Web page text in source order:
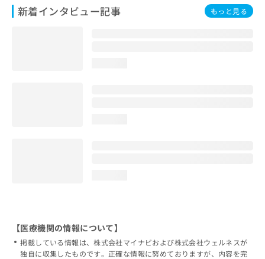
新着インタビュー記事 もっと見る
【医療機関の情報について】
掲載している情報は、株式会社マイナビおよび株式会社ウェルネスが
独自に収集したものです。正確な情報に努めておりますが、内容を完